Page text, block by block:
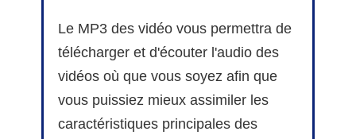
Le MP3 des vidéo vous permettra de
télécharger et d'écouter l'audio des
vidéos où que vous soyez afin que
vous puissiez mieux assimiler les
caractéristiques principales des